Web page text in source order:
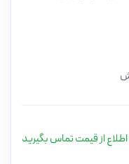
اطلاع از قیمت تماس بگیرید